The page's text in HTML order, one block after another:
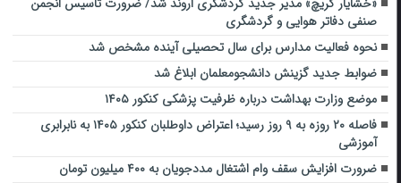
صنفی دفاتر هوایی و گردشگری
نحوه فعالیت مدارس برای سال تحصیلی آینده مشخص شد
ضوابط جدید گزینش دانشجومعلمان ابلاغ شد
موضع وزارت بهداشت درباره ظرفیت پزشکی کنکور ۱۴۰۵
فاصله ۲۰ روزه به ۹ روز رسید؛ اعتراض داوطلبان کنکور ۱۴۰۵ به نابرابری
آموزشی
ضرورت افزایش سقف وام اشتغال مددجویان به ۴۰۰ میلیون تومان